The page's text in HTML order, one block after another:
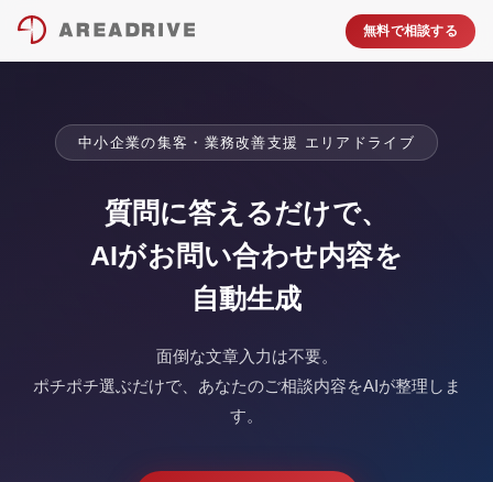
無料で相談する
中小企業の集客・業務改善支援 エリアドライブ
質問に答えるだけで、
AIがお問い合わせ内容を
自動生成
面倒な文章入力は不要。
ポチポチ選ぶだけで、あなたのご相談内容をAIが整理しま
す。